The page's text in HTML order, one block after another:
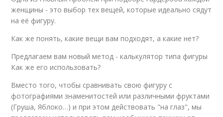
женщины - это выбор тех вещей, которые идеально сядут
на её фигуру.
Как же понять, какие вещи вам подходят, а какие нет?
Предлагаем вам новый метод - калькулятор типа фигуры
Как же его использовать?
Вместо того, чтобы сравнивать свою фигуру с
фотографиями знаменитостей или различными фруктами
(Груша, Яблоко…) и при этом действовать "на глаз", мы